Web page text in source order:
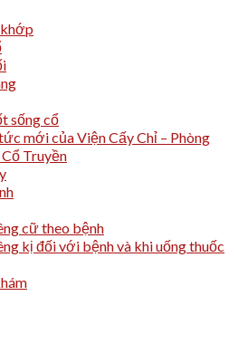
sống cổ
mới của Viện Cấy Chỉ – Phòng
Cổ Truyền
cữ theo bệnh
kị đối với bệnh và khi uống thuốc